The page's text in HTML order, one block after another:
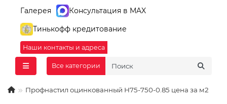
Галерея
Консультация в MAX
Тинькофф кредитование
Наши контакты и адреса
Все категории
Профнастил оцинкованный Н75-750-0.85 цена за м2